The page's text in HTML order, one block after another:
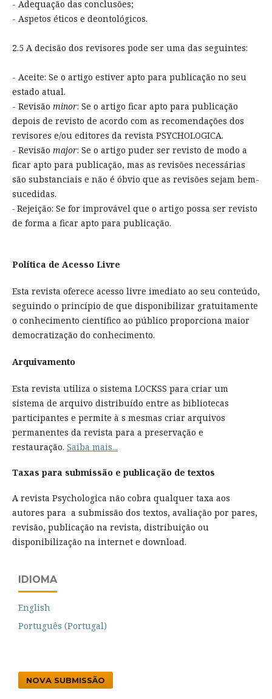
- Adequação das conclusões;
- Aspetos éticos e deontológicos.
2.5 A decisão dos revisores pode ser uma das seguintes:
- Aceite: Se o artigo estiver apto para publicação no seu
estado atual.
- Revisão minor: Se o artigo ficar apto para publicação
depois de revisto de acordo com as recomendações dos
revisores e/ou editores da revista PSYCHOLOGICA.
- Revisão major: Se o artigo puder ser revisto de modo a
ficar apto para publicação, mas as revisões necessárias
são substanciais e não é óbvio que as revisões sejam bem-
sucedidas.
- Rejeição: Se for improvável que o artigo possa ser revisto
de forma a ficar apto para publicação.
Política de Acesso Livre
Esta revista oferece acesso livre imediato ao seu conteúdo,
seguindo o princípio de que disponibilizar gratuitamente
o conhecimento científico ao público proporciona maior
democratização do conhecimento.
Arquivamento
Esta revista utiliza o sistema LOCKSS para criar um
sistema de arquivo distribuído entre as bibliotecas
participantes e permite à s mesmas criar arquivos
permanentes da revista para a preservação e
restauração. Saiba mais...
Taxas para submissão e publicação de textos
A revista Psychologica não cobra qualquer taxa aos
autores para a submissão dos textos, avaliação por pares,
revisão, publicação na revista, distribuição ou
disponibilização na internet e download.
IDIOMA
English
Português (Portugal)
NOVA SUBMISSÃO